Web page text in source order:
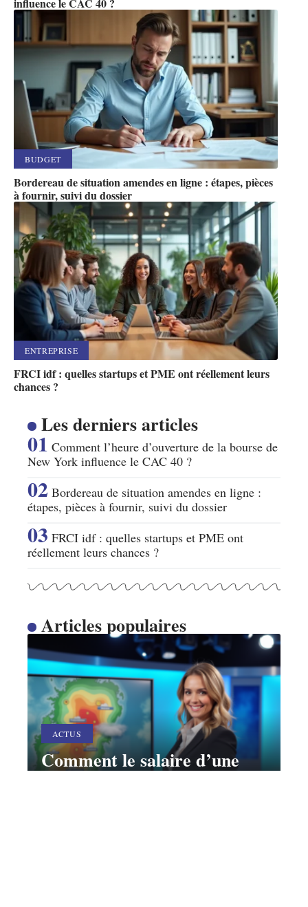
influence le CAC 40 ?
BUDGET
Bordereau de situation amendes en ligne : étapes, pièces
à fournir, suivi du dossier
ENTREPRISE
FRCI idf : quelles startups et PME ont réellement leurs
chances ?
Les derniers articles
Comment l’heure d’ouverture de la bourse de
New York influence le CAC 40 ?
Bordereau de situation amendes en ligne :
étapes, pièces à fournir, suivi du dossier
FRCI idf : quelles startups et PME ont
réellement leurs chances ?
Articles populaires
ACTUS
Comment le salaire d’une
présentatrice météo évolue-t-